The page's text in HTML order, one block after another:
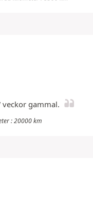
veckor gammal.
: 20000 km